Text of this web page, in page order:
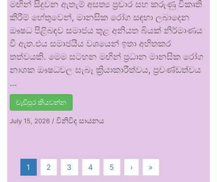
මඟින් සිදුවන ඇතැම් අසත්‍ය ප්‍රචාර සහ කරුණු විකෘති
කිරීම් හේතුවෙන්, මානසික රෝග සඳහා ලබාදෙන
ඖෂධ පිළිබඳව සමාජය තුළ අනියත බියක් නිර්මාණය
වී ඇත.එය සමාජයීය වශයෙන් ඉතා අහිතකර
තත්වයකි. මෙම සටහන මඟින් ප්‍රධාන මානසික රෝග
නාශක ඖෂධවල සැබෑ ක්‍රියාකාරීත්වය, ප්‍රචණ්ඩත්වය
…
වැඩිපුර කියවන්න
July 15, 2026 / විනිවිද සායනය
1 2 3 4 5 › »